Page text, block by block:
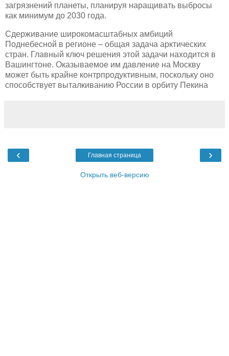
загрязнений планеты, планируя наращивать выбросы
как минимум до 2030 года.
Сдерживание широкомасштабных амбиций
Поднебесной в регионе – общая задача арктических
стран. Главный ключ решения этой задачи находится в
Вашингтоне. Оказываемое им давление на Москву
может быть крайне контрпродуктивным, поскольку оно
способствует выталкиванию России в орбиту Пекина
‹ ›
Главная страница
Открыть веб-версию